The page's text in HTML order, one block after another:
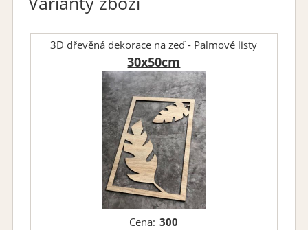
3D dřevěná dekorace na zeď - Palmové listy
30x50cm
Cena: 300